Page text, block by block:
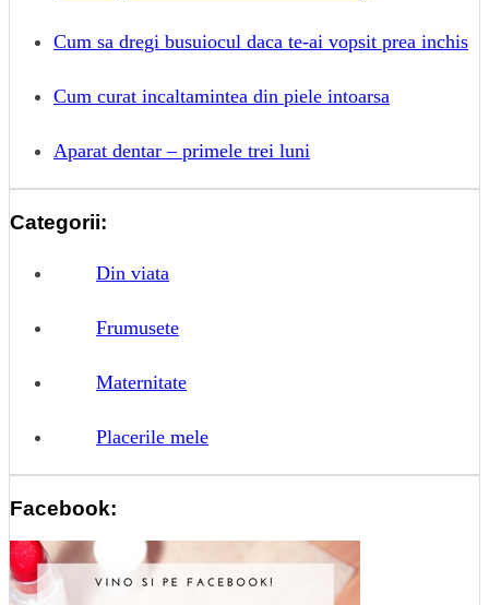
Cum sa dregi busuiocul daca te-ai vopsit prea inchis
Cum curat incaltamintea din piele intoarsa
Aparat dentar – primele trei luni
Categorii:
Din viata
Frumusete
Maternitate
Placerile mele
Facebook: